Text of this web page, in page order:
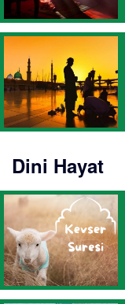
Dini Hayat